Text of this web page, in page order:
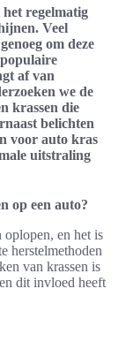
regelmatig
Veel
om deze
af van
we de
krassen die
belichten
voor auto kras
uitstraling
op een auto?
oplopen, en het is
herstelmethoden
van krassen is
dit invloed heeft